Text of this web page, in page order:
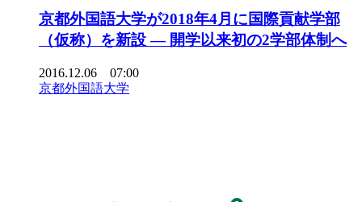
京都外国語大学が2018年4月に国際貢献学部
（仮称）を新設 — 開学以来初の2学部体制へ
2016.12.06 07:00
京都外国語大学